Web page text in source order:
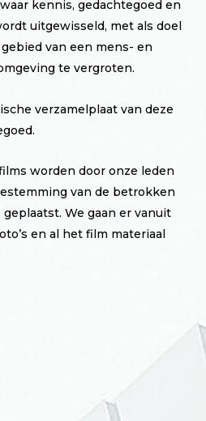
kennis, gedachtegoed en
uitgewisseld, met als doel
van een mens- en
te vergroten.
verzamelplaat van deze
worden door onze leden
van de betrokken
We gaan er vanuit
en al het film materiaal